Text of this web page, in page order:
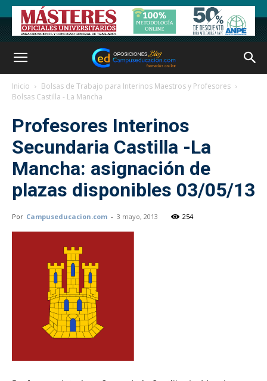
Inicio
Bolsas de Trabajo para Interinos Maestros y Profesores
Bolsas Castilla - La Mancha
Profesores Interinos
Secundaria Castilla -La
Mancha: asignación de
plazas disponibles 03/05/13
Por Campuseducacion.com - 3 mayo, 2013 254